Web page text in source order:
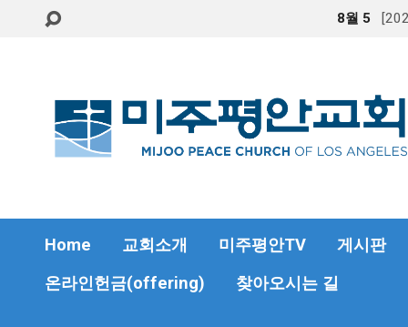
8월 5
Home 교회소개 미주평안TV
게시판
온라인헌금(offering)
찾아오시는 길